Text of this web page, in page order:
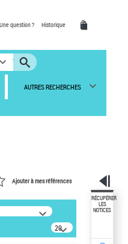
Une question ? Historique
AUTRES RECHERCHES
Ajouter à mes références
20
résultats/page
RÉCUPÉRER
LES
NOTICES